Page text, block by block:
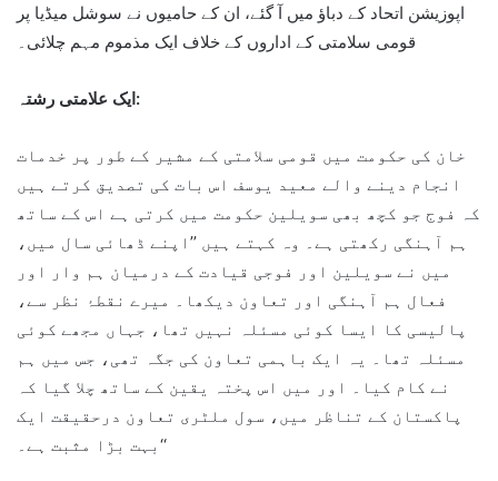
اپوزیشن اتحاد کے دباؤ میں آ گئے، ان کے حامیوں نے سوشل میڈیا پر
قومی سلامتی کے اداروں کے خلاف ایک مذموم مہم چلائی۔
ایک علامتی رشتہ:
خان کی حکومت میں قومی سلامتی کے مشیر کے طور پر خدمات
انجام دینے والے معید یوسف اس بات کی تصدیق کرتے ہیں
کہ فوج جو کچھ بھی سویلین حکومت میں کرتی ہے اس کے ساتھ
ہم آہنگی رکھتی ہے۔ وہ کہتے ہیں ’’اپنے ڈھائی سال میں،
میں نے سویلین اور فوجی قیادت کے درمیان ہم وار اور
فعال ہم آہنگی اور تعاون دیکھا۔ میرے نقطۂ نظر سے،
پالیسی کا ایسا کوئی مسئلہ نہیں تھا، جہاں مجھے کوئی
مسئلہ تھا۔ یہ ایک باہمی تعاون کی جگہ تھی، جس میں ہم
نے کام کیا۔ اور میں اس پختہ یقین کے ساتھ چلا گیا کہ
پاکستان کے تناظر میں، سول ملٹری تعاون درحقیقت ایک
بہت بڑا مثبت ہے۔‘‘